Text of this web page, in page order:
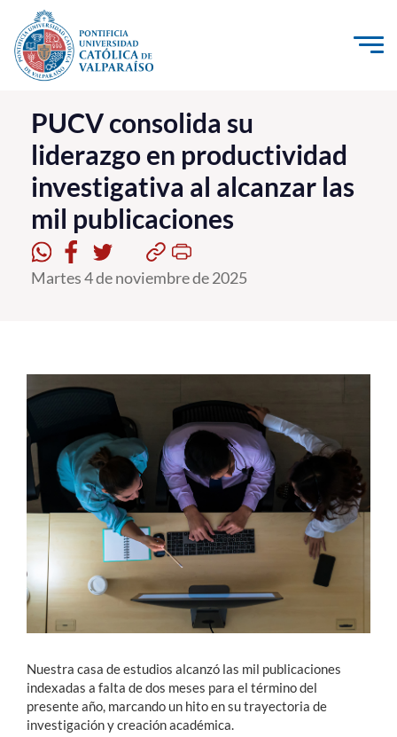
Click acá para ir directamente al contenido
La Universidad
Investigación, Creación e Innovación
PUCV Internacional
Vinculación con el Medio
Admisión
Formación Continua
Estudiantes
Académicos
Funcionarios
Alumni
English
PUCV consolida su
liderazgo en productividad
investigativa al alcanzar las
mil publicaciones
Martes 4 de noviembre de 2025
Nuestra casa de estudios alcanzó las mil publicaciones
indexadas a falta de dos meses para el término del
presente año, marcando un hito en su trayectoria de
investigación y creación académica.